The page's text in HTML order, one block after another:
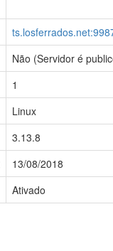
Não (Servidor é
1
Linux
3.13.8
13/08/2018
Ativado